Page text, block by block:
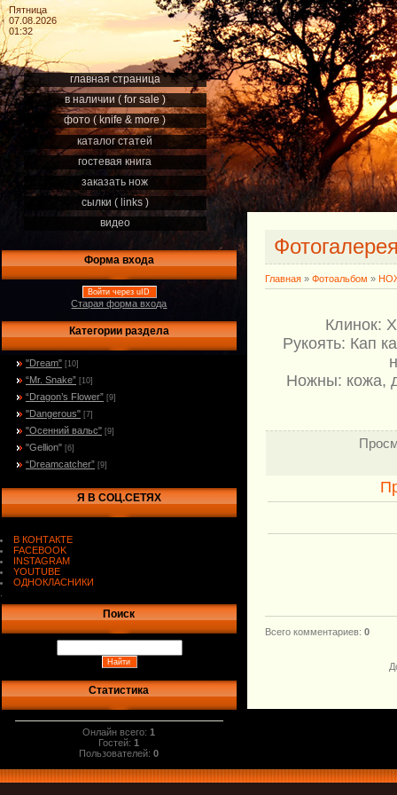
Пятница
07.08.2026
01:32
главная страница
в наличии ( for sale )
фото ( knife & more )
каталог статей
гостевая книга
заказать нож
сылки ( links )
видео
Форма входа
Войти через uID
Старая форма входа
Категории раздела
"Dream" [10]
“Mr. Snake” [10]
“Dragon’s Flower” [9]
"Dangerous" [7]
"Осенний вальс" [9]
"Gellion" [6]
“Dreamcatcher” [9]
Я В СОЦ.СЕТЯХ
В КОНТАКТЕ
FACEBOOK
INSTAGRAM
YOUTUBE
ОДНОКЛАСНИКИ
Поиск
Статистика
Онлайн всего:1
Гостей:1
Пользователей:0
Главная » Фотоальбом »
Клинок:
Рукоять: Кап
Ножны: кожа,
Всего комментариев: 0